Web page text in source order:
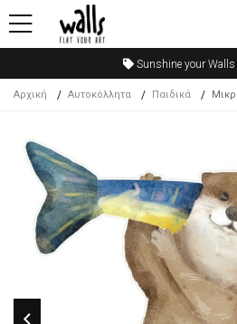
Sunshine your Walls
Αρχική Αυτοκόλλητα Παιδικά